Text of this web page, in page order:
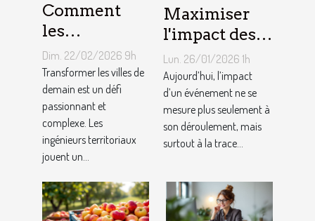
Comment
les
ingénieurs
territoriaux
façonnent-
ils les villes
de demain ?
Dim. 22/02/2026 9h
Transformer les villes de
demain est un défi
passionnant et
complexe. Les
ingénieurs territoriaux
jouent un...
Maximiser
l'impact des
événements
avec des
souvenirs
audio
personnalisés
Lun. 26/01/2026 1h
Aujourd’hui, l’impact
d’un événement ne se
mesure plus seulement à
son déroulement, mais
surtout à la trace...